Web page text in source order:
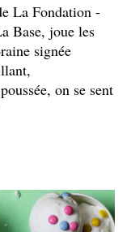
La Fondation -
Base, joue les
signée
on se sent